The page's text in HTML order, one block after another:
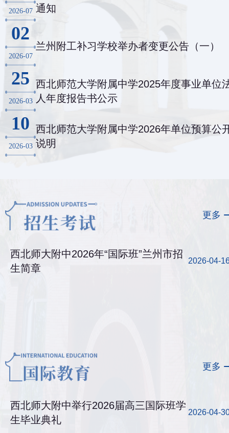
2026-07 通知
02
2026-07
兰州附工补习学校举办者变更公告（一）
25
2026-03
西北师范大学附属中学2025年度事业单位
人年度报告书公示
10
2026-03
西北师范大学附属中学2026年单位预算公
说明
更多
西北师大附中2026年“国际班”兰州市招
生简章
2026-04-
更多
西北师大附中举行2026届高三国际班学
生毕业典礼
2026-04-